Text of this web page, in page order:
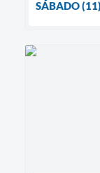
SÁBADO (11)